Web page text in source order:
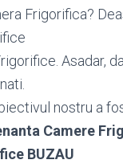
Frigorifica?
Asadar,
nostru a
Camere
BUZAU